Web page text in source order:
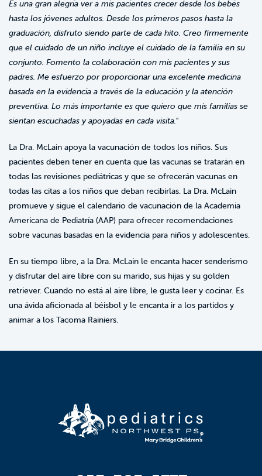
Es una gran alegría ver a mis pacientes crecer desde los bebés
hasta los jóvenes adultos. Desde los primeros pasos hasta la
graduación, disfruto siendo parte de cada hito. Creo firmemente
que el cuidado de un niño incluye el cuidado de la familia en su
conjunto. Fomento la colaboración con mis pacientes y sus
padres. Me esfuerzo por proporcionar una excelente medicina
basada en la evidencia a través de la educación y la atención
preventiva. Lo más importante es que quiero que mis familias se
sientan escuchadas y apoyadas en cada visita."
La Dra. McLain apoya la vacunación de todos los niños. Sus
pacientes deben tener en cuenta que las vacunas se tratarán en
todas las revisiones pediátricas y que se ofrecerán vacunas en
todas las citas a los niños que deban recibirlas. La Dra. McLain
promueve y sigue el calendario de vacunación de la Academia
Americana de Pediatría (AAP) para ofrecer recomendaciones
sobre vacunas basadas en la evidencia para niños y adolescentes.
En su tiempo libre, a la Dra. McLain le encanta hacer senderismo
y disfrutar del aire libre con su marido, sus hijas y su golden
retriever. Cuando no está al aire libre, le gusta leer y cocinar. Es
una ávida aficionada al béisbol y le encanta ir a los partidos y
animar a los Tacoma Rainiers.